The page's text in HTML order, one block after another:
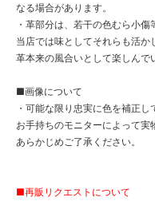
なる場合があります。
・革部分は、若干の色むら小傷
当店では味としてそれらも活か
革本来の風合いとして楽しんで
■画像について
・可能な限り忠実に色を補正し
お手持ちのモニターによって実
あらかじめご了承ください。
■再販リクエストについて